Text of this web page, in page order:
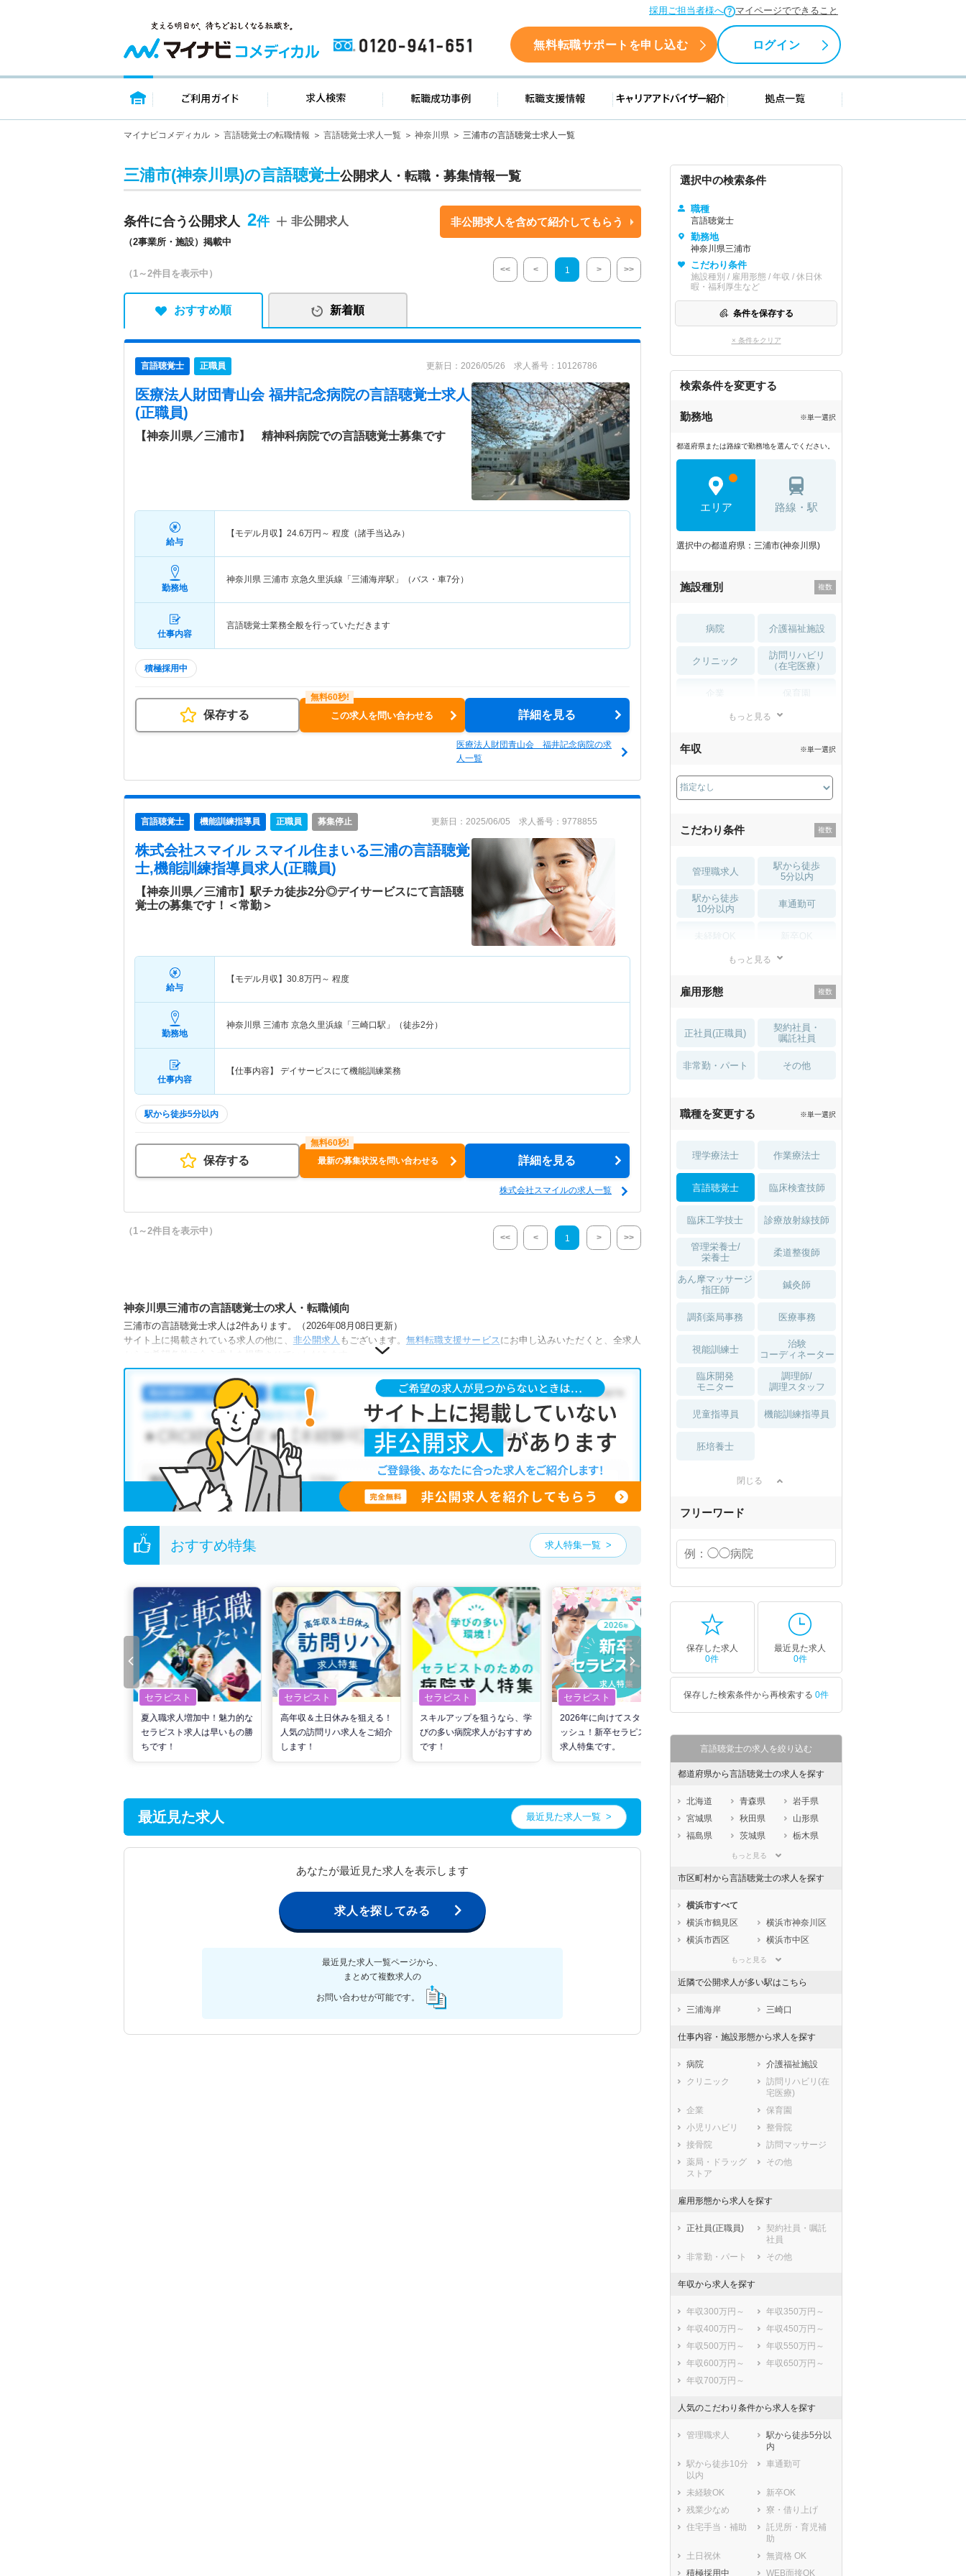
採用ご担当者様へ マイページでできること
0120-941-651 無料転職サポートを申し込む ログイン
トップページ ご利用ガイド 求人検索 転職成功事例 転職支援情報 キャリアアドバイザー紹介 拠点一覧
マイナビコメディカル 言語聴覚士の転職情報 言語聴覚士求人一覧 神奈川県 三浦市の言語聴覚士求人一覧
三浦市(神奈川県)の言語聴覚士公開求人・転職・募集情報一覧
条件に合う公開求人 2
（2事業所・施設）掲載中
非公開求人 非公開求人を含めて紹介してもらう
（1～2件目を表示中） << < 1 > >>
おすすめ順 新着順
言語聴覚士 正職員 更新日：2026/05/26 求人番号：10126786
医療法人財団青山会 福井記念病院の言語聴覚士求人
(正職員)
【神奈川県／三浦市】 精神科病院での言語聴覚士募集です
給与
【モデル月収】 24.6万円～ 程度（諸手当込み）
勤務地
神奈川県 三浦市 京急久里浜線「三浦海岸駅」（バス・車7分）
仕事内容
言語聴覚士業務全般を行っていただきます
積極採用中
保存する この求人を問い合わせる 詳細を見る
医療法人財団青山会 福井記念病院の求
人一覧
言語聴覚士 機能訓練指導員 正職員 募集停止 更新日：2025/06/05 求人番号：9778855
株式会社スマイル スマイル住まいる三浦の言語聴覚
士,機能訓練指導員求人(正職員)
【神奈川県／三浦市】駅チカ徒歩2分◎デイサービスにて言語聴
覚士の募集です！＜常勤＞
給与
【モデル月収】 30.8万円～ 程度
勤務地
神奈川県 三浦市 京急久里浜線「三崎口駅」（徒歩2分）
仕事内容
【仕事内容】 デイサービスにて機能訓練業務
駅から徒歩5分以内
保存する 最新の募集状況を問い合わせる 詳細を見る
株式会社スマイルの求人一覧
（1～2件目を表示中）
<< < 1 > >>
神奈川県三浦市の言語聴覚士の求人・転職傾向
三浦市の言語聴覚士求人は2件あります。（2026年08月08日更新）
サイト上に掲載されている求人の他に、 非公開求人 もございます。 無料転職支援サービス にお申し込みいただくと、全求人
三浦市の言語聴覚士求人では以下のような条件が人気です。
積極採用中・正社員(正職員)・病院 ・
他の条件でも人気の求人がございますので、「こだわり条件」から検索いただくか、お気軽にお問い合わせください。
全国の言語聴覚士求人から検索いただくことも可能です。
無料転職支援サービスにお申し込みいただくと、ご希望条件をヒアリングした上で求人をご提案いたします。
ご希望条件がまだ定まっていない方は
人気の希望条件をピックアップした求人特集をぜひご活用ください。
転職支援の他、情報収集や募集状況の確認も、お気軽にご相談ください。
おすすめ特集 求人特集一覧
セラピスト
夏入職求人増加中！魅力的な
セラピスト求人は早いもの勝
ちです！
セラピスト
高年収＆土日休みを狙える！
人気の訪問リハ求人をご紹介
します！
セラピスト
スキルアップを狙うなら、学
びの多い病院求人がおすすめ
です！
セラピスト
2026年に向けてスタートダ
ッシュ！新卒セラピスト向け
求人特集です。
セラピスト
に増加傾向の「介護施設」求
人をご紹介！
の方へ！なぜ120日が基準？
最近見た求人 最近見た求人一覧
あなたが最近見た求人を表示します
求人を探してみる
最近見た求人一覧ページから、
まとめて複数求人の
お問い合わせが可能です。
選択中の検索条件
職種
言語聴覚士
勤務地
神奈川県三浦市
こだわり条件
施設種別 / 雇用形態 / 年収 / 休日休
暇・福利厚生など
条件を保存する
× 条件をクリア
検索条件を変更する
勤務地 ※単一選択
都道府県または路線で勤務地を選んでください。
エリア 路線・駅
選択中の都道府県：三浦市(神奈川県)
施設種別
病院 介護福祉施設
クリニック
訪問リハビリ
（在宅医療）
薬局・
もっと見る
年収 ※単一選択
こだわり条件
管理職求人
駅から徒歩
5分以内
駅から徒歩
10分以内
車通勤可
住宅手当・補助
土日祝休 無資格 OK
積極採用中 WEB面接OK
もっと見る
雇用形態
正社員(正職員)
契約社員・
嘱託社員
非常勤・パート その他
職種を変更する ※単一選択
理学療法士 作業療法士
言語聴覚士 臨床検査技師
臨床工学技士 診療放射線技師
管理栄養士/
栄養士
柔道整復師
あん摩マッサージ
指圧師
鍼灸師
調剤薬局事務 医療事務
視能訓練士
治験
コーディネーター
臨床開発
モニター
調理師/
調理スタッフ
児童指導員 機能訓練指導員
胚培養士
閉じる
フリーワード
保存した求人
0件
最近見た求人
0件
保存した検索条件から再検索する 0件
言語聴覚士の求人を絞り込む
都道府県から言語聴覚士の求人を探す
北海道 青森県
岩手県
宮城県
秋田県
山形県
福島県
茨城県
栃木県
埼玉県
石川県
静岡県
愛知県
三重県
滋賀県
京都府
大阪府
奈良県
香川県
愛媛県
熊本県
大分県
宮崎県
鹿児島県
沖縄県
もっと見る
市区町村から言語聴覚士の求人を探す
横浜市すべて
横浜市鶴見区
横浜市神奈川区
横浜市西区
横浜市中区
横浜市保土ケ谷
横浜市磯子区
横浜市金沢区
横浜市港北区
横浜市戸塚区
横浜市緑区
横浜市瀬谷区
川崎市川崎区
川崎市幸区
川崎市中原区
川崎市高津区
川崎市多摩区
川崎市宮前区
川崎市麻生区
相模原市すべて
市部
平塚市
鎌倉市
藤沢市
小田原市
秦野市
厚木市
大和市
伊勢原市
海老名市
座間市
南足柄市
綾瀬市
三浦郡葉山町
足柄上郡松田町
足柄上郡山北町
足柄下郡箱根町
足柄下郡真鶴町
足柄下郡湯河原
愛甲郡愛川町
愛甲郡清川村
もっと見る
近隣で公開求人が多い駅はこちら
三浦海岸 三崎口
仕事内容・施設形態から求人を探す
病院
介護福祉施設
クリニック
訪問リハビリ(在
宅医療)
企業
保育園
小児リハビリ
整骨院
接骨院
訪問マッサージ
薬局・ドラッグ
ストア
その他
雇用形態から求人を探す
正社員(正職員)
契約社員・嘱託
社員
非常勤・パート
その他
年収から求人を探す
年収300万円～
年収350万円～
年収400万円～
年収450万円～
年収500万円～
年収550万円～
年収600万円～
年収650万円～
年収700万円～
人気のこだわり条件から求人を探す
管理職求人
駅から徒歩5分以
内
駅から徒歩10分
以内
車通勤可
未経験OK
新卒OK
残業少なめ
寮・借り上げ
住宅手当・補助
託児所・育児補
助
土日祝休
無資格 OK
積極採用中
WEB面接OK